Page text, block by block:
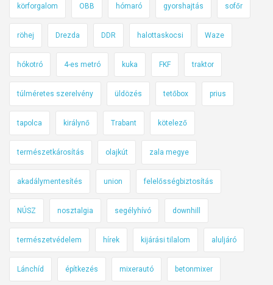
e
t
i
f
a
z
e
m
e
l
r
z
körforgalom OBB hómaró gyorshajtás sofőr
röhej Drezda DDR halottaskocsi Waze
hókotró 4-es metró kuka FKF traktor
túlméretes szerelvény üldözés tetőbox prius
tapolca királynő Trabant kötelező
természetkárosítás olajkút zala megye
akadálymentesítés union felelősségbiztosítás
NÚSZ nosztalgia segélyhívó downhill
természetvédelem hírek kijárási tilalom aluljáró
Lánchíd építkezés mixerautó betonmixer